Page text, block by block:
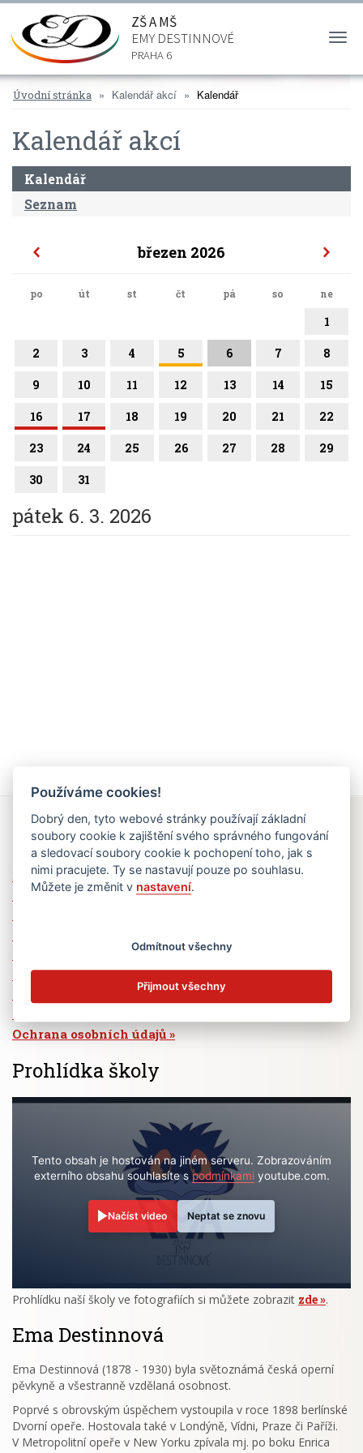
ZŠ A MŠ
EMY DESTINNOVÉ
PRAHA 6
Úvodní stránka Kalendář akcí Kalendář
Kalendář akcí
Kalendář
Seznam
březen 2026
po út st čt pá so ne
1
2 3 4 5 6 7 8
9 10 11 12 13 14 15
16 17 18 19 20 21 22
23 24 25 26 27 28 29
30 31
pátek 6. 3. 2026
Rychlé odkazy
Elektronická žákovská knížka
Jídelní lístek
Dotace a granty
Volná pracovní místa
Zřizovatel školy (MČ Praha 6)
Ochrana osobních údajů
Prohlídka školy
Tento obsah je hostován na jiném serveru. Zobrazováním
externího obsahu souhlasíte spodmínkamiyoutube.com.
Načíst video Neptat se znovu
Prohlídku naší školy ve fotografiích si můžete zobrazit zde .
Ema Destinnová
Ema Destinnová (1878 - 1930) byla světoznámá česká operní
pěvkyně a všestranně vzdělaná osobnost.
Poprvé s obrovským úspěchem vystoupila v roce 1898 berlínské
Dvorní opeře. Hostovala také v Londýně, Vídni, Praze či Paříži.
V Metropolitní opeře v New Yorku zpívala mj. po boku Enrica
Používáme cookies!
Dobrý den, tyto webové stránky používají základní
soubory cookie k zajištění svého správného fungování
a sledovací soubory cookie k pochopení toho, jak s
nimi pracujete. Ty se nastavují pouze po souhlasu.
Můžete je změnit v nastavení.
Odmítnout všechny
Přijmout všechny